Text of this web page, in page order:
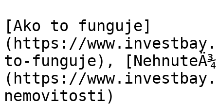
[Ako to funguje]
(https://
to-funguje),
(https://
nemovitosti)